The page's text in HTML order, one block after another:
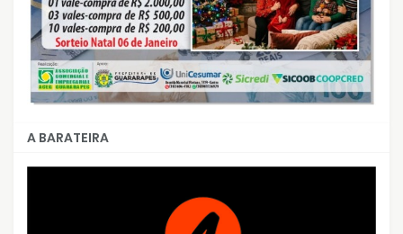
A BARATEIRA